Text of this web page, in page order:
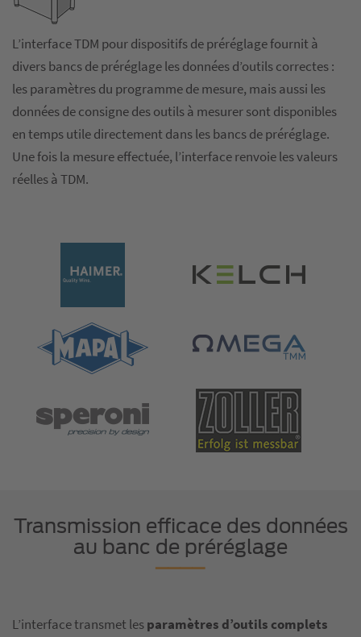
L’interface TDM pour dispositifs de préréglage fournit à
divers bancs de préréglage les données d’outils correctes :
les paramètres du programme de mesure, mais aussi les
données de consigne des outils à mesurer sont disponibles
en temps utile directement dans les bancs de préréglage.
Une fois la mesure effectuée, l’interface renvoie les valeurs
réelles à TDM.
Transmission efficace des données
au banc de préréglage
L’interface transmet lesparamètres d’outils complets